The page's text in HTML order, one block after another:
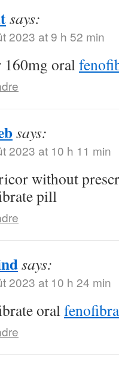
says:
2023 at 9 h 52 min
oral
says:
2023 at 10 h 11 min
without
pill
says:
2023 at 10 h 24 min
oral